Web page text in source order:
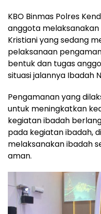
KBO Binmas Polres
anggota
Kristiani yang sedang
pelaksanaan
bentuk dan tugas
situasi jalannya Ibadah
Pengamanan yang
untuk meningkatkan
kegiatan ibadah
pada kegiatan ibadah,
melaksanakan ibadah
aman.